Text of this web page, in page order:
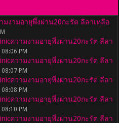
งามอายุพึ่งผ่าน20กะรัต ลีลาเหลือ
ความงามอายุพึ่งผ่าน20กะรัต ลีลา
PM
ความงามอายุพึ่งผ่าน20กะรัต ลีลา
PM
ความงามอายุพึ่งผ่าน20กะรัต ลีลา
PM
ความงามอายุพึ่งผ่าน20กะรัต ลีลา
PM
ความงามอายุพึ่งผ่าน20กะรัต ลีลา